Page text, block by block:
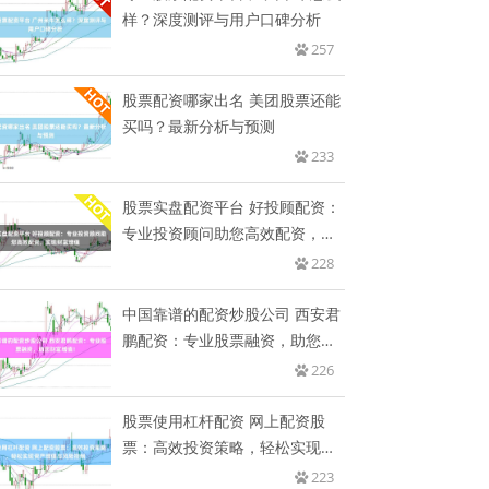
样？深度测评与用户口碑分析
257
股票配资哪家出名 美团股票还能
买吗？最新分析与预测
233
股票实盘配资平台 好投顾配资：
专业投资顾问助您高效配资，实
228
中国靠谱的配资炒股公司 西安君
鹏配资：专业股票融资，助您财
226
股票使用杠杆配资 网上配资股
票：高效投资策略，轻松实现资
223